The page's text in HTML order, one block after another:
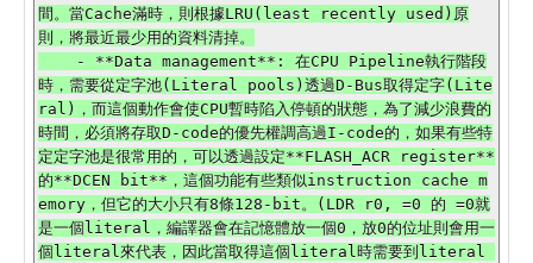
間。當Cache滿時，則根據LRU(least recently used)原
則，將最近最少用的資料清掉。
時，需要從定字池(Literal pools)透過D-Bus取得定字(Lite
ral)，而這個動作會使CPU暫時陷入停頓的狀態，為了減少浪費的
時間，必須將存取D-code的優先權調高過I-code的，如果有些特
定定字池是很常用的，可以透過設定**FLASH_ACR register**
的**DCEN bit**，這個功能有些類似instruction cache m
emory，但它的大小只有8條128-bit。(LDR r0, =0 的 =0就
是一個literal，編譯器會在記憶體放一個0，放0的位址則會用一
個literal來代表，因此當取得這個literal時需要到literal